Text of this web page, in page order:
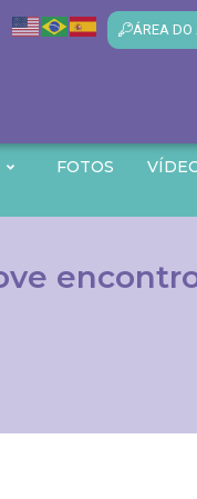
ÁREA DO
FOTOS